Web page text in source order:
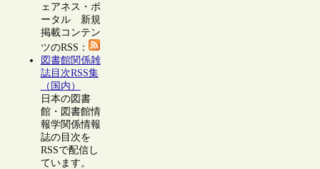
ェアネス・ポ
ータル 新規
掲載コンテン
ツのRSS：
図書館関係雑
誌目次RSS集
（国内）
日本の図書
館・図書館情
報学関係情報
誌の目次を
RSSで配信し
ています。